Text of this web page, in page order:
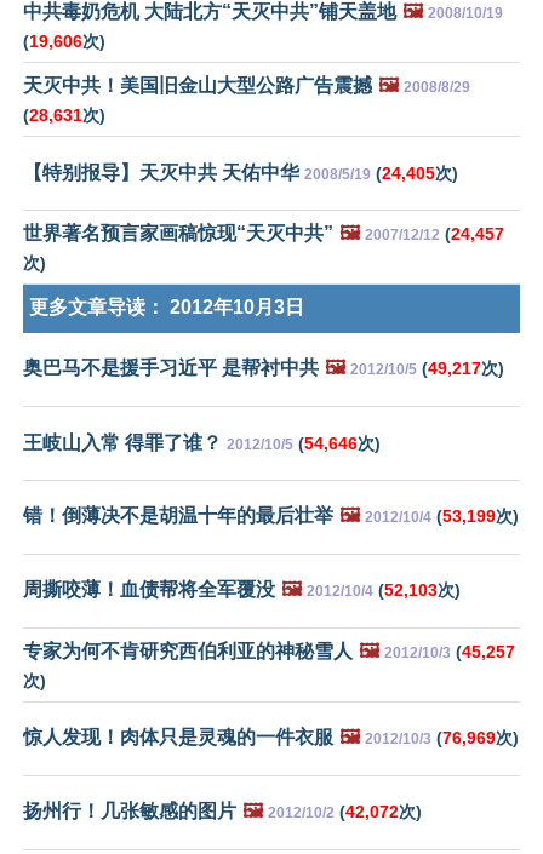
中共毒奶危机 大陆北方“天灭中共”铺天盖地 🖼️ 2008/10/19
(19,606次)
天灭中共！美国旧金山大型公路广告震撼 🖼️ 2008/8/29
(28,631次)
【特别报导】天灭中共 天佑中华 2008/5/19 (24,405次)
世界著名预言家画稿惊现“天灭中共” 🖼️ 2007/12/12 (24,457
次)
更多文章导读： 2012年10月3日
奥巴马不是援手习近平 是帮衬中共 🖼️ 2012/10/5 (49,217次)
王岐山入常 得罪了谁？ 2012/10/5 (54,646次)
错！倒薄决不是胡温十年的最后壮举 🖼️ 2012/10/4 (53,199次)
周撕咬薄！血债帮将全军覆没 🖼️ 2012/10/4 (52,103次)
专家为何不肯研究西伯利亚的神秘雪人 🖼️ 2012/10/3 (45,257
次)
惊人发现！肉体只是灵魂的一件衣服 🖼️ 2012/10/3 (76,969次)
扬州行！几张敏感的图片 🖼️ 2012/10/2 (42,072次)